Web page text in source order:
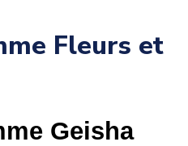
Fleurs et
Geisha